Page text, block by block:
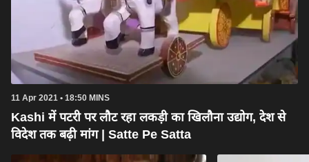
11 Apr 2021 • 18:50 MINS
Kashi में पटरी पर लौट रहा लकड़ी का खिलौना उद्योग, देश से
विदेश तक बढ़ी मांग | Satte Pe Satta